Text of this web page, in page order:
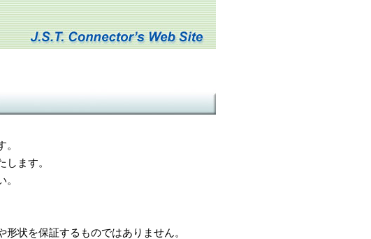
ます。
状を保証するものではありません。